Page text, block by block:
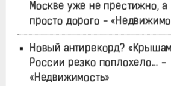
Москве уже не престижно, а
просто дорого -
Новый антирекорд?
России резко поплохело… -
«Недвижимость»